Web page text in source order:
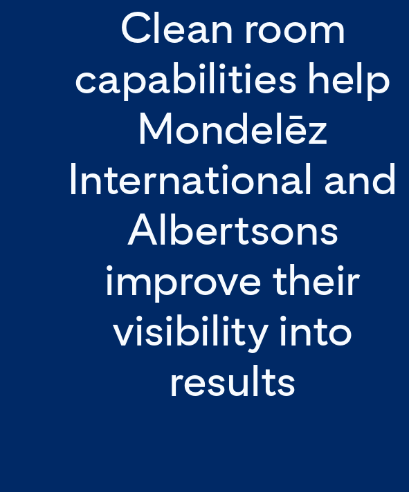
Clean room
capabilities help
Mondelēz
International and
Albertsons
improve their
visibility into
results